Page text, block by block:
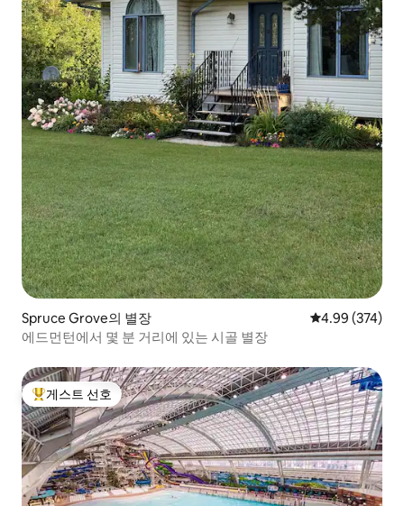
Spruce Grove의 별장 평점 4.99점(5
4.99 (374)
에드먼턴에서 몇 분 거리에 있는 시골 별장
상위 게스트 선호
게스트 선호